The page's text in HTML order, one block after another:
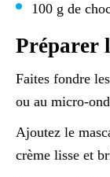
100 g de
Préparer
Faites fondre les
ou au micro-
Ajoutez le
crème lisse et